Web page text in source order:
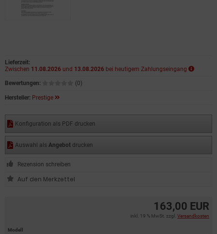
163,00 EUR
inkl. 19 % MwSt. zzgl. Versandkosten
Modell
Lieferzeit:
Zwischen 11.08.2026 und 13.08.2026 bei heutigem Zahlungseingang
Bewertungen: (0)
Hersteller: Prestige
Konfiguration als PDF drucken
Auswahl als Angebot drucken
Rezension schreiben